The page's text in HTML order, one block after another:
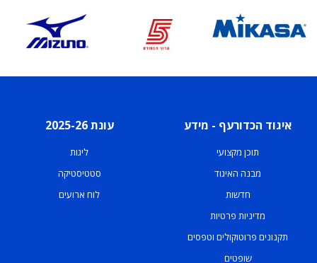
איגוד הכדורעף - מידע
תוכן מקצועי
מבנה האיגוד
חדשות
מדיניות פרטיות
תקנונים פרוטוקולים וטפסים
שופטים
עונת 2025-26
ליגות
סטטיסטיקה
לוח ארועים